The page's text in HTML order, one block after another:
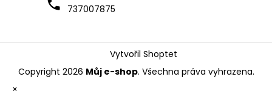
737007875
Vytvořil Shoptet
Copyright 2026 Můj e-shop. Všechna práva vyhrazena.
×